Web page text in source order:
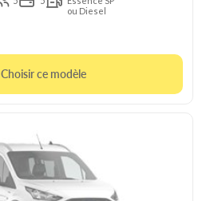
ou Diesel
Choisir ce modèle